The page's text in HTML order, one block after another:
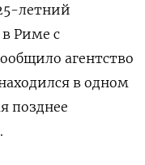
летний
Риме с
агентство
​в одном
⁠позднее